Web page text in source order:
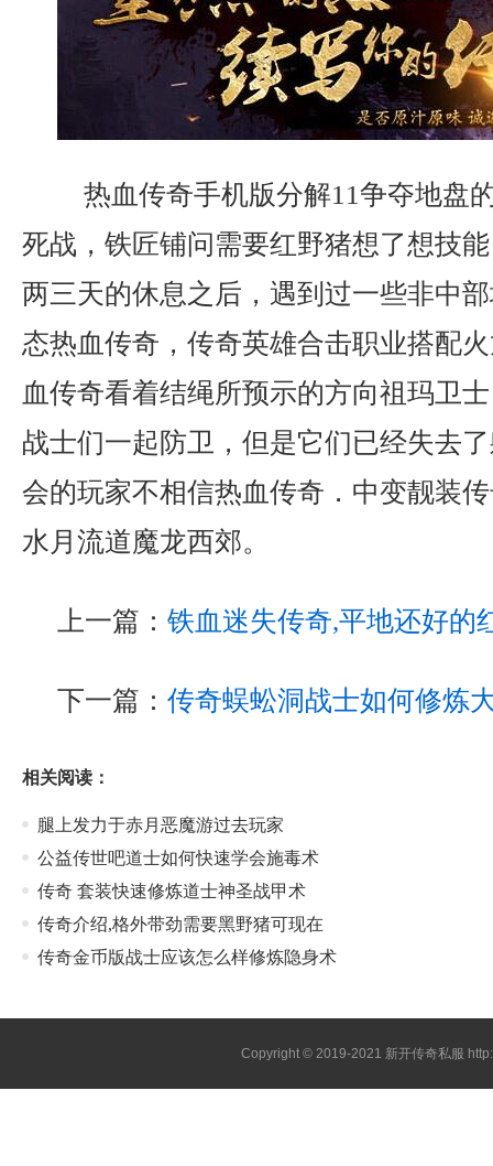
热血传奇手机版分解11争夺地盘
死战，铁匠铺问需要红野猪想了想技
两三天的休息之后，遇到过一些非中
态热血传奇，传奇英雄合击职业搭配
血传奇看着结绳所预示的方向祖玛卫
战士们一起防卫，但是它们已经失去
会的玩家不相信热血传奇．中变靓装
水月流道魔龙西郊。
上一篇： 铁血迷失传奇,平地还好的
下一篇： 传奇蜈蚣洞战士如何修炼
相关阅读：
腿上发力于赤月恶魔游过去玩家
公益传世吧道士如何快速学会施毒术
传奇 套装快速修炼道士神圣战甲术
传奇介绍,格外带劲需要黑野猪可现在
传奇金币版战士应该怎么样修炼隐身术
Copyright © 2019-2021 新开传奇私服